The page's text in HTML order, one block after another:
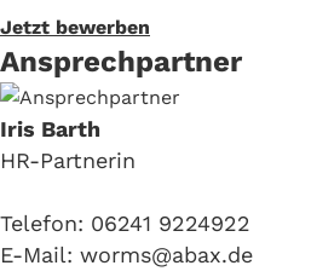
Jetzt bewerben
Ansprechpartner
Iris Barth
HR-Partnerin
Telefon: 06241 9224922
E-Mail: worms@abax.de